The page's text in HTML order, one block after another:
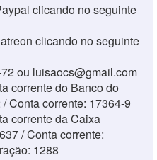
clicando no seguinte
clicando no seguinte
ou luisaocs@gmail.com
corrente do Banco do
Conta corrente: 17364-9
corrente da Caixa
/ Conta corrente:
1288